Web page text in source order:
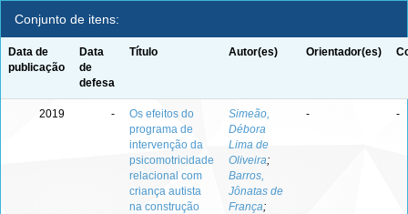
Conjunto de itens:
Data de
publicação
Data
de
defesa
Título Autor(es) Orientador(es)
2019 -
Os efeitos do
programa de
intervenção da
psicomotricidade
relacional com
criança autista
na construção
Simeão,
Débora
Lima de
Oliveira;
Barros,
Jônatas de
França;
- -